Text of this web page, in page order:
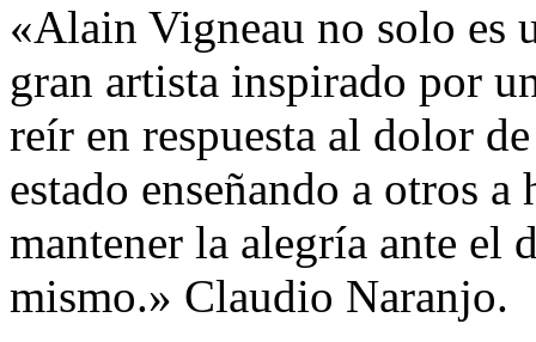
«Alain Vigneau no solo es
gran artista inspirado por
reír en respuesta al dolor
estado enseñando a otros
mantener la alegría ante el
mismo.» Claudio Naranjo.